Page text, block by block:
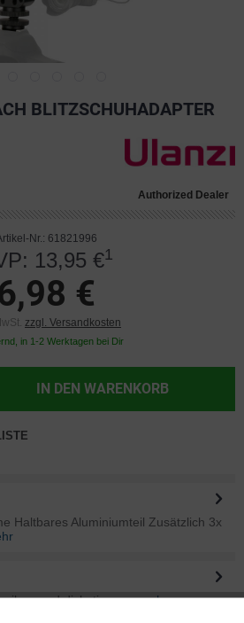
BLITZSCHUHADAPTER
Authorized Dealer
Nr.: 61821996
13,95 €1
€
zzgl. Versandkosten
in 1-2 Werktagen bei Dir
IN DEN WARENKORB
Haltbares Aluminiumteil Zusätzlich 3x
und diskutieren...mehr